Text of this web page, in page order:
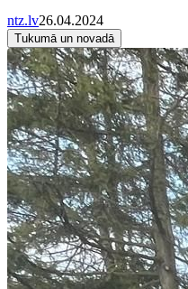
ntz.lv26.04.2024
Tukumā un novadā